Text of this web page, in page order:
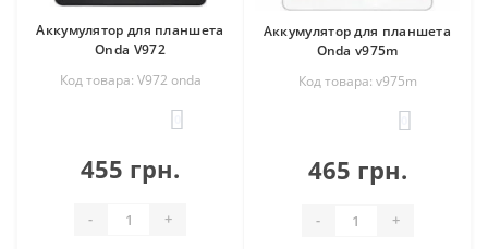
Аккумулятор для планшета
Onda V972
Код товара: V972 onda
455 грн.
- +
Аккумулятор для планшета
Onda v975m
Код товара: v975m
465 грн.
- +